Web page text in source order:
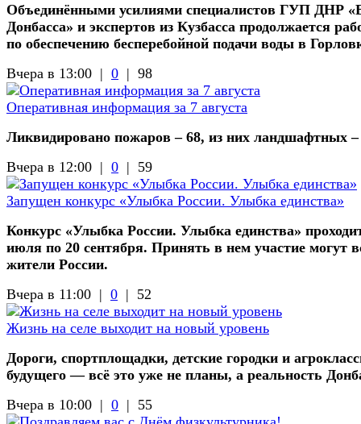
Объединёнными усилиями специалистов ГУП ДНР
Донбасса» и экспертов из Кузбасса продолжается
по обеспечению бесперебойной подачи воды в
Вчера в 13:00 | 0 | 98
Оперативная информация за 7 августа
Ликвидировано пожаров – 68, из них ландшафтных –
Вчера в 12:00 | 0 | 59
Запущен конкурс «Улыбка России. Улыбка единства»
Конкурс «Улыбка России. Улыбка единства»
июля по 20 сентября. Принять в нем участие могут
жители России.
Вчера в 11:00 | 0 | 52
Жизнь на селе выходит на новый уровень
Дороги, спортплощадки, детские городки и
будущего — всё это уже не планы, а реальность
Вчера в 10:00 | 0 | 55